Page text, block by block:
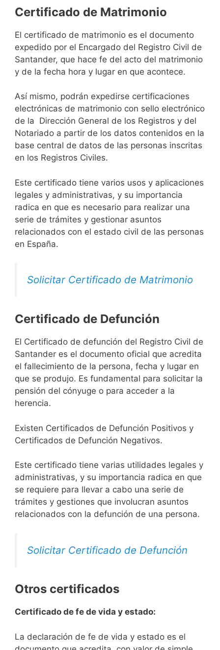
Certificado de Matrimonio
El certificado de matrimonio es el documento
expedido por el Encargado del Registro Civil de
Santander, que hace fe del acto del matrimonio
y de la fecha hora y lugar en que acontece.
Así mismo, podrán expedirse certificaciones
electrónicas de matrimonio con sello electrónico
de la Dirección General de los Registros y del
Notariado a partir de los datos contenidos en la
base central de datos de las personas inscritas
en los Registros Civiles.
Este certificado tiene varios usos y aplicaciones
legales y administrativas, y su importancia
radica en que es necesario para realizar una
serie de trámites y gestionar asuntos
relacionados con el estado civil de las personas
en España.
Solicitar Certificado de Matrimonio
Certificado de Defunción
El Certificado de defunción del Registro Civil de
Santander es el documento oficial que acredita
el fallecimiento de la persona, fecha y lugar en
que se produjo. Es fundamental para solicitar la
pensión del cónyuge o para acceder a la
herencia.
Existen Certificados de Defunción Positivos y
Certificados de Defunción Negativos.
Este certificado tiene varias utilidades legales y
administrativas, y su importancia radica en que
se requiere para llevar a cabo una serie de
trámites y gestiones que involucran asuntos
relacionados con la defunción de una persona.
Solicitar Certificado de Defunción
Otros certificados
Certificado de fe de vida y estado:
La declaración de fe de vida y estado es el